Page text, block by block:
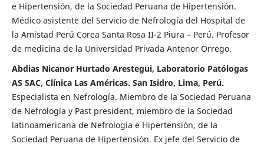
e Hipertensión, de la Sociedad Peruana de Hipertensión.
Médico asistente del Servicio de Nefrología del Hospital de
la Amistad Perú Corea Santa Rosa II-2 Piura – Perú. Profesor
de medicina de la Universidad Privada Antenor Orrego.
Abdias Nicanor Hurtado Arestegui, Laboratorio Patólogas
AS SAC, Clínica Las Américas. San Isidro, Lima, Perú.
Especialista en Nefrología. Miembro de la Sociedad Peruana
de Nefrología y Past president, miembro de la Sociedad
latinoamericana de Nefrología e Hipertensión, de la
Sociedad Peruana de Hipertensión. Ex jefe del Servicio de